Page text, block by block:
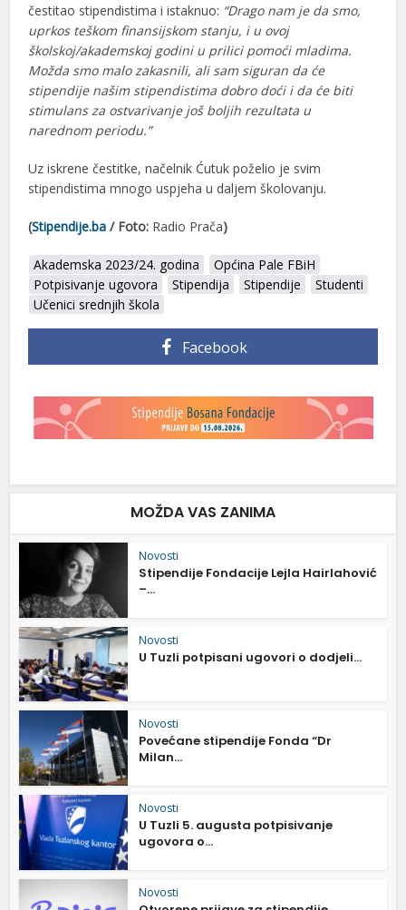
čestitao stipendistima i istaknuo: “Drago nam je da smo,
uprkos teškom finansijskom stanju, i u ovoj
školskoj/akademskoj godini u prilici pomoći mladima.
Možda smo malo zakasnili, ali sam siguran da će
stipendije našim stipendistima dobro doći i da će biti
stimulans za ostvarivanje još boljih rezultata u
narednom periodu.”
Uz iskrene čestitke, načelnik Ćutuk poželio je svim
stipendistima mnogo uspjeha u daljem školovanju.
(Stipendije.ba / Foto: Radio Prača)
Akademska 2023/24. godina
Općina Pale FBiH
Potpisivanje ugovora
Stipendija Stipendije
Studenti
Učenici srednjih škola
Facebook
MOŽDA VAS ZANIMA
Novosti
Stipendije Fondacije Lejla Hairlahović
–...
Novosti
U Tuzli potpisani ugovori o dodjeli...
Novosti
Povećane stipendije Fonda “Dr
Milan...
Novosti
U Tuzli 5. augusta potpisivanje
ugovora o...
Novosti